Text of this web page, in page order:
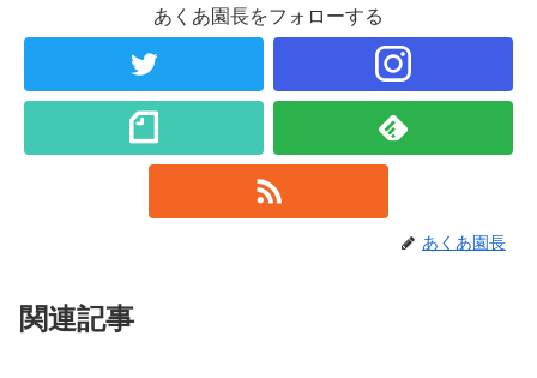
あくあ園長をフォローする
あくあ園長
関連記事